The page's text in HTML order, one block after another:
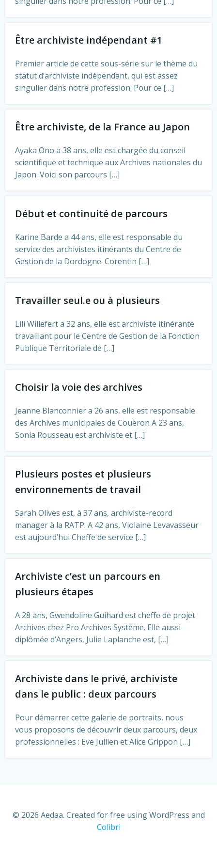
Être archiviste indépendant #1
Premier article de cette sous-série sur le thème du
statut d’archiviste indépendant, qui est assez
singulier dans notre profession. Pour ce […]
Être archiviste, de la France au Japon
Ayaka Ono a 38 ans, elle est chargée du conseil
scientifique et technique aux Archives nationales du
Japon. Voici son parcours […]
Début et continuité de parcours
Karine Barde a 44 ans, elle est responsable du
service des archivistes itinérants du Centre de
Gestion de la Dordogne. Corentin […]
Travailler seul.e ou à plusieurs
Lili Willefert a 32 ans, elle est archiviste itinérante
travaillant pour le Centre de Gestion de la Fonction
Publique Territoriale de […]
Choisir la voie des archives
Jeanne Blanconnier a 26 ans, elle est responsable
des Archives municipales de Couëron A 23 ans,
Sonia Rousseau est archiviste et […]
Plusieurs postes et plusieurs
environnements de travail
Sarah Olives est, à 37 ans, archiviste-record
manager à la RATP. A 42 ans, Violaine Levavasseur
est aujourd’hui Cheffe de service […]
Archiviste c’est un parcours en
plusieurs étapes
A 28 ans, Gwendoline Guihard est cheffe de projet
Archives chez Pro Archives Système. Elle aussi
diplômée d’Angers, Julie Laplanche est, […]
Archiviste dans le privé, archiviste
dans le public : deux parcours
Pour démarrer cette galerie de portraits, nous
vous proposons de découvrir deux parcours, deux
professionnelles : Eve Jullien et Alice Grippon […]
© 2026 Aedaa. Created for free using WordPress and
Colibri